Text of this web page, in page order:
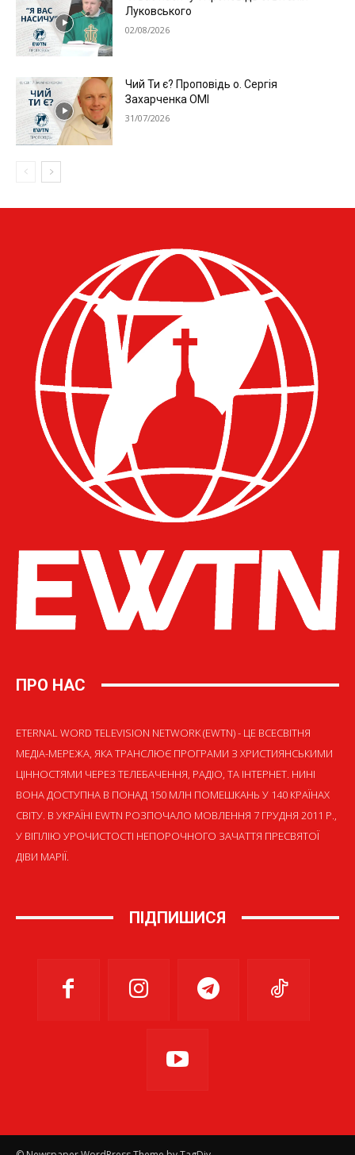
ПРО НАС
ETERNAL WORD TELEVISION NETWORK (EWTN) - ЦЕ ВСЕСВІТНЯ
МЕДІА-МЕРЕЖА, ЯКА ТРАНСЛЮЄ ПРОГРАМИ З ХРИСТИЯНСЬКИМИ
ЦІННОСТЯМИ ЧЕРЕЗ ТЕЛЕБАЧЕННЯ, РАДІО, ТА ІНТЕРНЕТ. НИНІ
ВОНА ДОСТУПНА В ПОНАД 150 МЛН ПОМЕШКАНЬ У 140 КРАЇНАХ
СВІТУ. В УКРАЇНІ EWTN РОЗПОЧАЛО МОВЛЕННЯ 7 ГРУДНЯ 2011 Р.,
У ВІГІЛІЮ УРОЧИСТОСТІ НЕПОРОЧНОГО ЗАЧАТТЯ ПРЕСВЯТОЇ
ДІВИ МАРІЇ.
ПІДПИШИСЯ